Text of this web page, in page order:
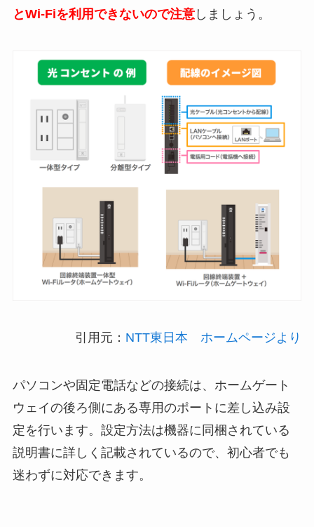
とWi-Fiを利用できないので注意しましょう。
引用元： NTT東日本 ホームページより
パソコンや固定電話などの接続は、ホームゲート
ウェイの後ろ側にある専用のポートに差し込み設
定を行います。設定方法は機器に同梱されている
説明書に詳しく記載されているので、初心者でも
迷わずに対応できます。